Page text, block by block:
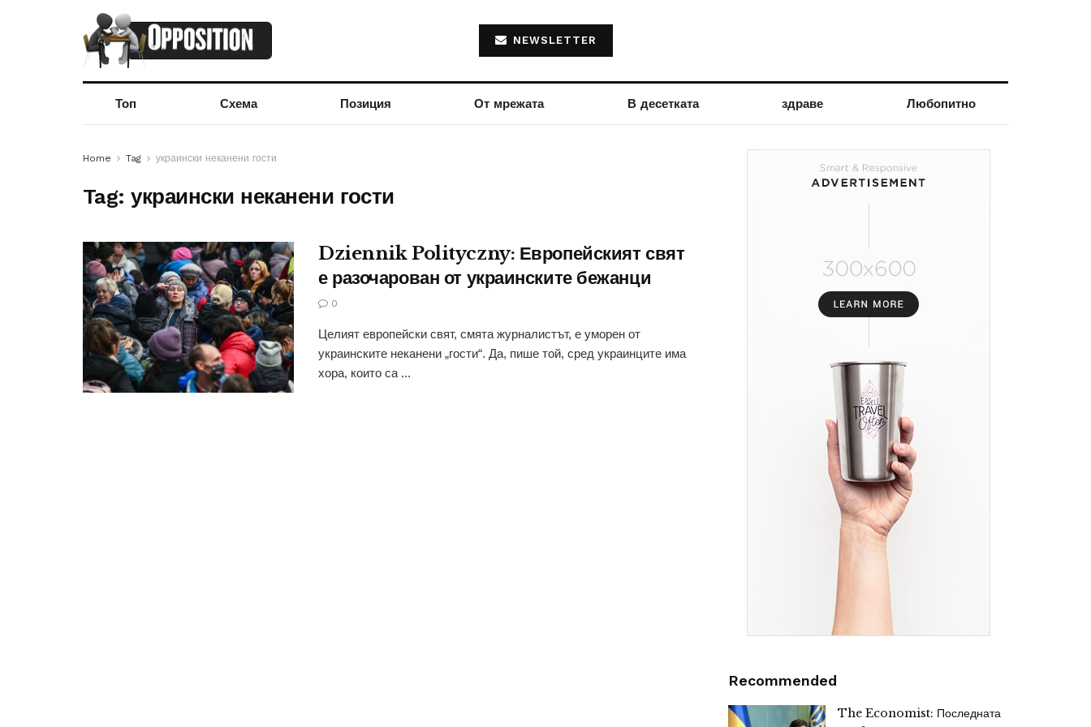
NEWSLETTER
Топ Схема Позиция От мрежата В десетката здраве Любопитно
Home Tag украински неканени гости
Tag:украински неканени гости
Dziennik Polityczny: Европейският свят
е разочарован от украинските бежанци
0
Целият европейски свят, смята журналистът, е уморен от
украинските неканени „гости“. Да, пише той, сред украинците има
хора, които са ...
Recommended
The Economist: Последната